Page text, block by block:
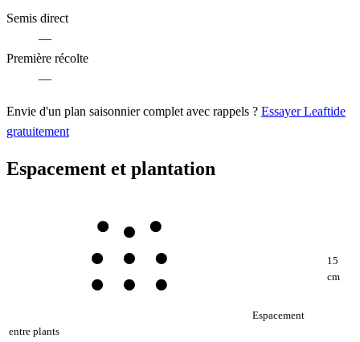
Semis direct
—
Première récolte
—
Envie d'un plan saisonnier complet avec rappels ? Essayer Leaftide
gratuitement
Espacement et plantation
Espacement
entre plants
15
cm